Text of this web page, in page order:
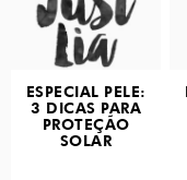
ESPECIAL PELE:
3 DICAS PARA
PROTEÇÃO
SOLAR